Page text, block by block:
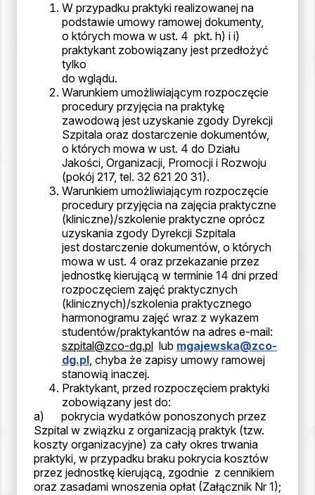
W przypadku praktyki realizowanej na
podstawie umowy ramowej dokumenty,
o których mowa w ust. 4 pkt. h) i i)
praktykant zobowiązany jest przedłożyć
tylko
do wglądu.
Warunkiem umożliwiającym rozpoczęcie
procedury przyjęcia na praktykę
zawodową jest uzyskanie zgody Dyrekcji
Szpitala oraz dostarczenie dokumentów,
o których mowa w ust. 4 do Działu
Jakości, Organizacji, Promocji i Rozwoju
(pokój 217, tel. 32 621 20 31).
Warunkiem umożliwiającym rozpoczęcie
procedury przyjęcia na zajęcia praktyczne
(kliniczne)/szkolenie praktyczne oprócz
uzyskania zgody Dyrekcji Szpitala
jest dostarczenie dokumentów, o których
mowa w ust. 4 oraz przekazanie przez
jednostkę kierującą w terminie 14 dni przed
rozpoczęciem zajęć praktycznych
(klinicznych)/szkolenia praktycznego
harmonogramu zajęć wraz z wykazem
studentów/praktykantów na adres e-mail:
szpital@zco-dg.pl lub mgajewska@zco-
dg.pl, chyba że zapisy umowy ramowej
stanowią inaczej.
Praktykant, przed rozpoczęciem praktyki
zobowiązany jest do:
a) pokrycia wydatków ponoszonych przez
Szpital w związku z organizacją praktyk (tzw.
koszty organizacyjne) za cały okres trwania
praktyki, w przypadku braku pokrycia kosztów
przez jednostkę kierującą, zgodnie z cennikiem
oraz zasadami wnoszenia opłat (Załącznik Nr 1);